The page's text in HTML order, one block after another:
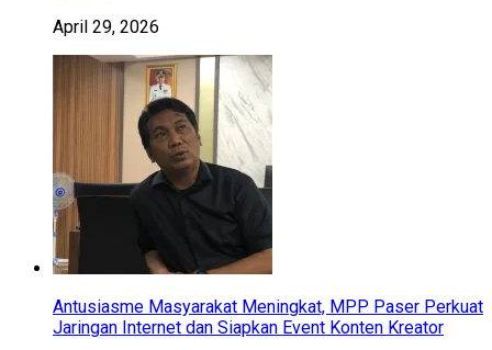
April 29, 2026
Antusiasme Masyarakat Meningkat, MPP Paser Perkuat
Jaringan Internet dan Siapkan Event Konten Kreator